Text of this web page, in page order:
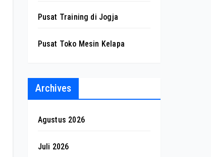
Pusat Training di Jogja
Pusat Toko Mesin Kelapa
Archives
Agustus 2026
Juli 2026